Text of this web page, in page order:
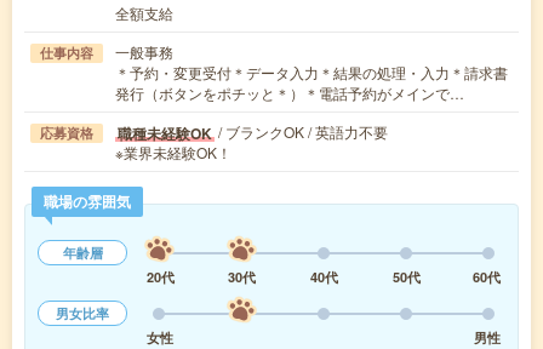
全額支給
仕事内容
一般事務
＊予約・変更受付＊データ入力＊結果の処理・入力＊請求書
発行（ボタンをポチッと＊）＊電話予約がメインで…
応募資格 職種未経験OK / ブランクOK / 英語力不要
※業界未経験OK！
職場の雰囲気
年齢層
20代
30代 40代 50代
60代
男女比率
女性
男性